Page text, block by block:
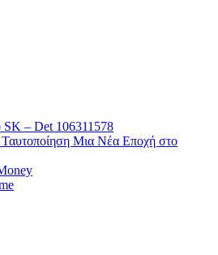
SK – Det 106311578
Ταυτοποίηση Μια Νέα Εποχή στο